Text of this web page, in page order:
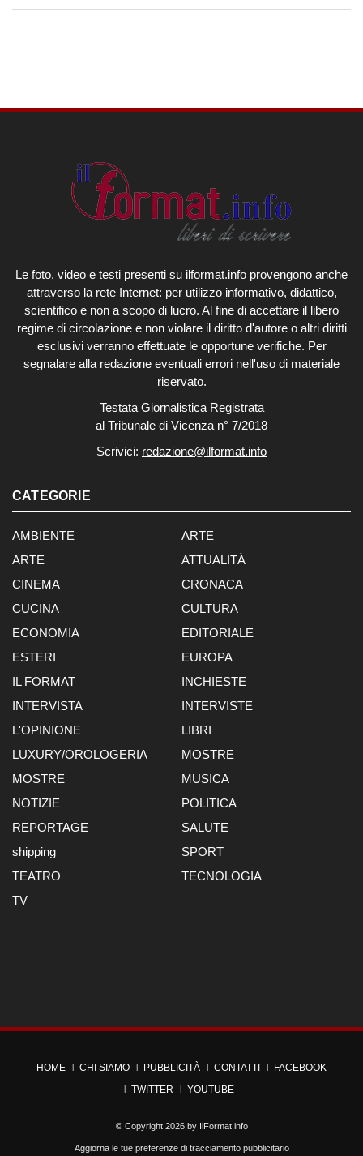
Le foto, video e testi presenti su ilformat.info provengono anche
attraverso la rete Internet: per utilizzo informativo, didattico,
scientifico e non a scopo di lucro. Al fine di accettare il libero
regime di circolazione e non violare il diritto d'autore o altri diritti
esclusivi verranno effettuate le opportune verifiche. Per
segnalare alla redazione eventuali errori nell'uso di materiale
riservato.
Testata Giornalistica Registrata
al Tribunale di Vicenza n° 7/2018
Scrivici: redazione@ilformat.info
CATEGORIE
AMBIENTE
ARTE
ARTE
ATTUALITÀ
CINEMA
CRONACA
CUCINA
CULTURA
ECONOMIA
EDITORIALE
ESTERI
EUROPA
IL FORMAT
INCHIESTE
INTERVISTA
INTERVISTE
L'OPINIONE
LIBRI
LUXURY/OROLOGERIA
MOSTRE
MOSTRE
MUSICA
NOTIZIE
POLITICA
REPORTAGE
SALUTE
shipping
SPORT
TEATRO
TECNOLOGIA
TV
HOME CHI SIAMO PUBBLICITÀ CONTATTI
FACEBOOK
TWITTER
YOUTUBE
© Copyright 2026 by IlFormat.info
Aggiorna le tue preferenze di tracciamento pubblicitario